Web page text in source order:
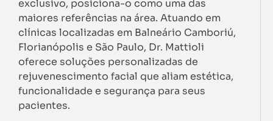
exclusivo, posiciona-o como uma das
maiores referências na área. Atuando em
clínicas localizadas em Balneário Camboriú,
Florianópolis e São Paulo, Dr. Mattioli
oferece soluções personalizadas de
rejuvenescimento facial que aliam estética,
funcionalidade e segurança para seus
pacientes.